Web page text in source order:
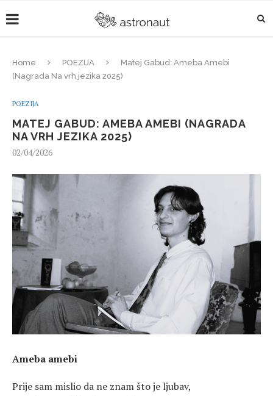
Home POEZIJA
Matej Gabud: Ameba Amebi
(Nagrada Na vrh jezika 2025)
POEZIJA
MATEJ GABUD: AMEBA AMEBI (NAGRADA
NA VRH JEZIKA 2025)
02/04/2026
Ameba amebi
Prije sam mislio da ne znam što je ljubav,